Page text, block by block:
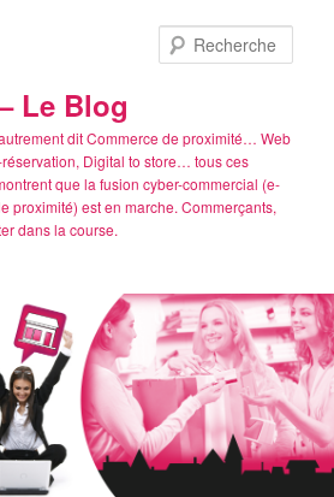
Le Blog
dit Commerce de proximité… Web
réservation, Digital to store… tous ces
que la fusion cyber-commercial (e-
proximité) est en marche. Commerçants,
dans la course.